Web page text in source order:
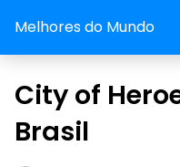
Melhores do Mundo
City of
Brasil